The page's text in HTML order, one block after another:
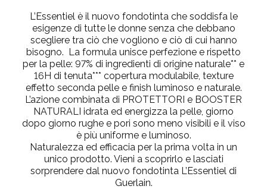
L’Essentiel è il nuovo fondotinta che soddisfa le
esigenze di tutte le donne senza che debbano
scegliere tra ciò che vogliono e ciò di cui hanno
bisogno. La formula unisce perfezione e rispetto
per la pelle: 97% di ingredienti di origine naturale** e
16H di tenuta*** copertura modulabile, texture
effetto seconda pelle e finish luminoso e naturale.
L’azione combinata di PROTETTORI e BOOSTER
NATURALI idrata ed energizza la pelle, giorno
dopo giorno rughe e pori sono meno visibili e il viso
è più uniforme e luminoso.
Naturalezza ed efficacia per la prima volta in un
unico prodotto. Vieni a scoprirlo e lasciati
sorprendere dal nuovo fondotinta L’Essentiel di
Guerlain.